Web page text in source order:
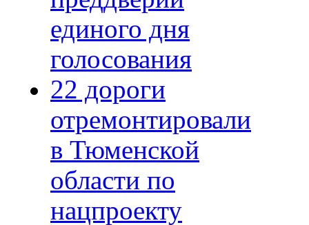
единого дня
голосования
22 дороги
отремонтировали
в Тюменской
области по
нацпроекту